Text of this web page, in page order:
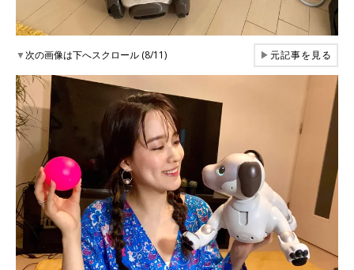
▼次の画像は下へスクロール (8/11) ▶元記事を見る